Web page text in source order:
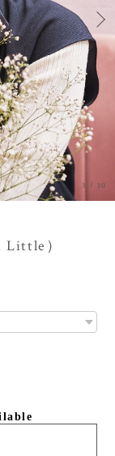
3 / 10
）